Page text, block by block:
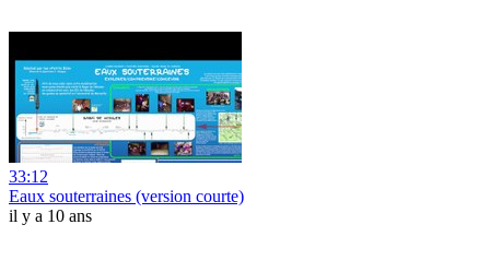
33:12
Eaux souterraines (version courte)
il y a 10 ans